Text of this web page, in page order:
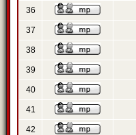
36
37
38
39
40
41
42